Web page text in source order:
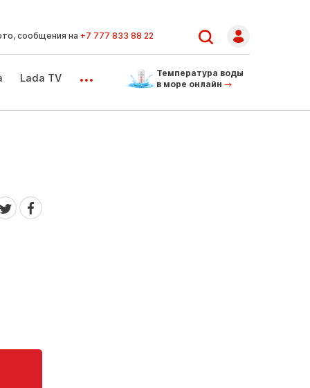
сообщения на +7 777 833 88 22
Lada TV ...
Температура воды
в море онлайн